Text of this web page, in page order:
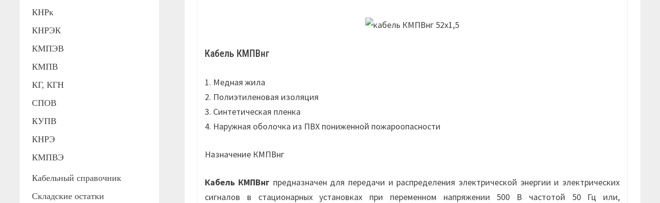
Кабель КМПВнг
1. Медная жила
2. Полиэтиленовая изоляция
3. Синтетическая пленка
4. Наружная оболочка из ПВХ пониженной пожароопасности
Назначение КМПВнг
Кабель КМПВнг предназначен для передачи и распределения электрической энергии и электрических
сигналов в стационарных установках при переменном напряжении 500 В частотой 50 Гц или,
КНРк
КНРЭК
КМПЭВ
КМПВ
КГ, КГН
СПОВ
КУПВ
КНРЭ
КМПВЭ
Кабельный справочник
Складские остатки